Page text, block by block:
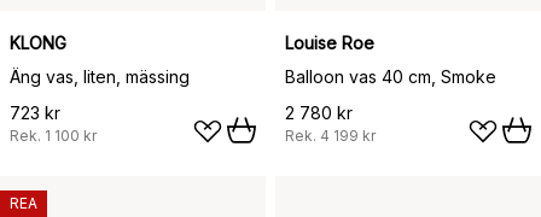
KLONG
Äng vas, liten, mässing
723 kr
Rek. 1 100 kr
Louise Roe
Balloon vas 40 cm, Smoke
2 780 kr
Rek. 4 199 kr
REA